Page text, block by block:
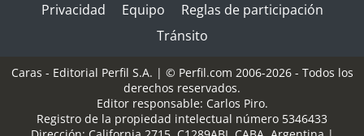
Privacidad
Equipo
Reglas de participación
Tránsito
Caras - Editorial Perfil S.A. | © Perfil.com 2006-2026 - Todos los
derechos reservados.
Editor responsable: Carlos Piro.
Registro de la propiedad intelectual número 5346433